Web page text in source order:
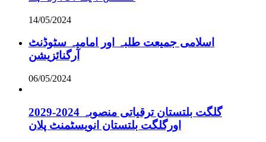
14/05/2024
اسلامی جمیعت طلبہ اور امامیہ سٹوڈنٹ
آرگنائزیشن
06/05/2024
گلگت بلتستان ترقیاتی منصوبہ 2024-2029
اورگلگت بلتستان انویسٹمنٹ پلان